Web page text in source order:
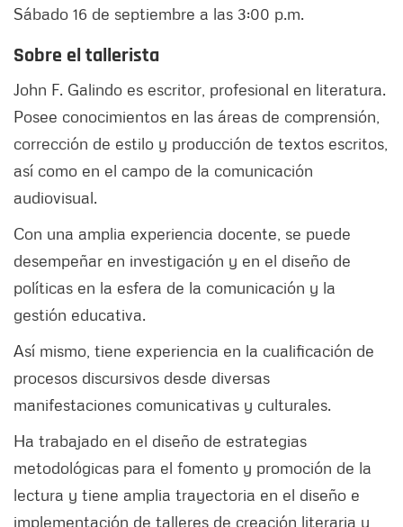
Sábado 16 de septiembre a las 3:00 p.m.
Sobre el tallerista
John F. Galindo es escritor, profesional en literatura.
Posee conocimientos en las áreas de comprensión,
corrección de estilo y producción de textos escritos,
así como en el campo de la comunicación
audiovisual.
Con una amplia experiencia docente, se puede
desempeñar en investigación y en el diseño de
políticas en la esfera de la comunicación y la
gestión educativa.
Así mismo, tiene experiencia en la cualificación de
procesos discursivos desde diversas
manifestaciones comunicativas y culturales.
Ha trabajado en el diseño de estrategias
metodológicas para el fomento y promoción de la
lectura y tiene amplia trayectoria en el diseño e
implementación de talleres de creación literaria y